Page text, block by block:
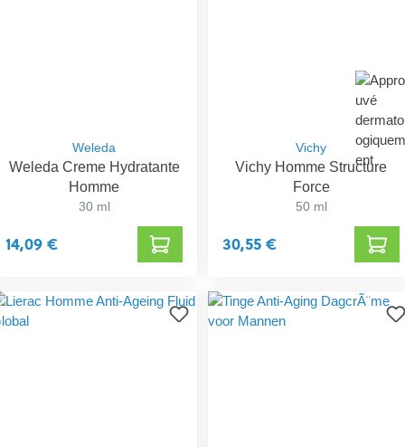
Weleda
Weleda Creme Hydratante
Homme
30 ml
14,09 €
Vichy
Vichy Homme Structure
Force
50 ml
30,55 €